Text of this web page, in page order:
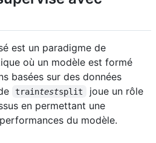
est un paradigme de
où un modèle est formé
basées sur des données
traintestsplit
joue un rôle
en permettant une
du modèle.